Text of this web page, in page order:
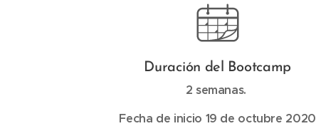
Duración del Bootcamp
2 semanas.
Fecha de inicio 19 de octubre 2020